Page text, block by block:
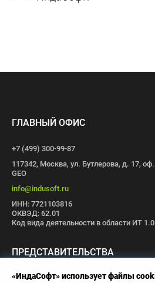
ГЛАВНЫЙ ОФИС
+7 (499) 300-99-87
117342, Москва, ул. Бутлерова, д. 17,
GEO
info@indusoft.ru
ИНН: 7721103816
ОКВЭД: 62.01
Код вида деятельности в области ИТ
ПРЕДСТАВИТЕЛЬСТВА
Москва Санкт-Петербург Пермь
«ИндаСофт» использует файлы